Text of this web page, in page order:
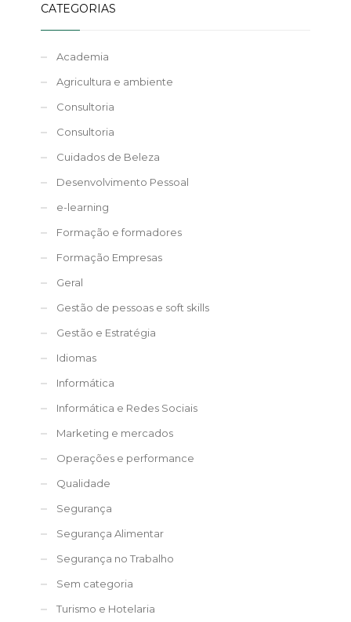
CATEGORIAS
Academia
Agricultura e ambiente
Consultoria
Consultoria
Cuidados de Beleza
Desenvolvimento Pessoal
e-learning
Formação e formadores
Formação Empresas
Geral
Gestão de pessoas e soft skills
Gestão e Estratégia
Idiomas
Informática
Informática e Redes Sociais
Marketing e mercados
Operações e performance
Qualidade
Segurança
Segurança Alimentar
Segurança no Trabalho
Sem categoria
Turismo e Hotelaria